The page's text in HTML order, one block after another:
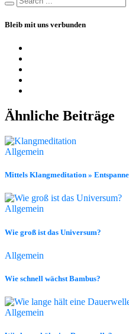
Bleib mit uns verbunden
Ähnliche Beiträge
Allgemein
Mittels Klangmeditation »
Allgemein
Wie groß ist das Universum?
Allgemein
Wie schnell wächst Bambus?
Allgemein